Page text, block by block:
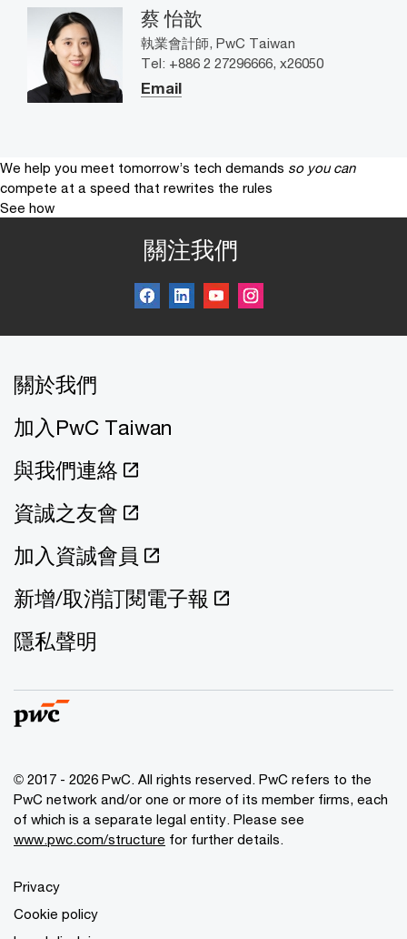
蔡 怡歆
執業會計師, PwC Taiwan
Tel: +886 2 27296666, x26050
Email
We help you meet tomorrow’s tech demands so you can
compete at a speed that rewrites the rules
See how
關注我們
關於我們
加入PwC Taiwan
與我們連絡
資誠之友會
加入資誠會員
新增/取消訂閱電子報
隱私聲明
© 2017 - 2026 PwC. All rights reserved. PwC refers to the
PwC network and/or one or more of its member firms, each
of which is a separate legal entity. Please see
www.pwc.com/structure for further details.
Privacy
Cookie policy